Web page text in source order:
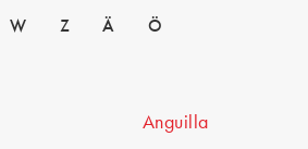
W Z Ä Ö
Anguilla